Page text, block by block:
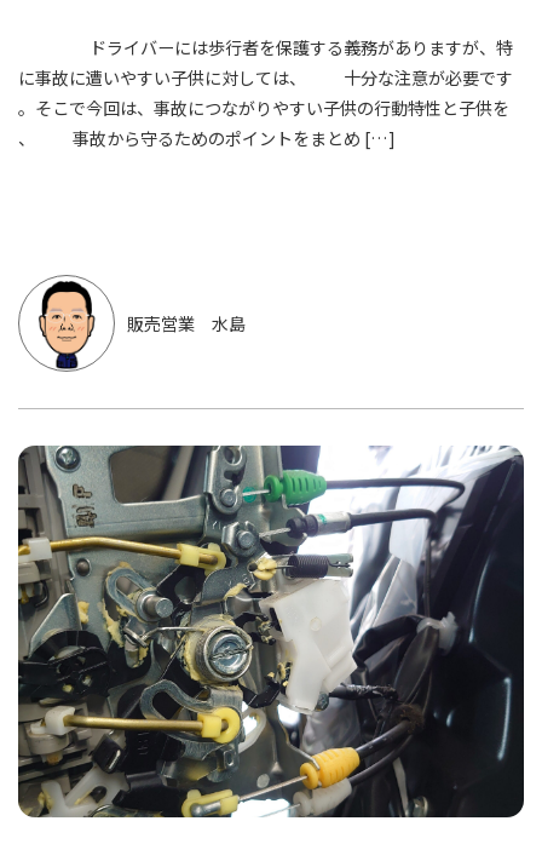
ドライバーには歩行者を保護する義務がありますが、特
に事故に遭いやすい子供に対しては、 十分な注意が必要です
。そこで今回は、事故につながりやすい子供の行動特性と子供を
、 事故から守るためのポイントをまとめ […]
販売営業 水島